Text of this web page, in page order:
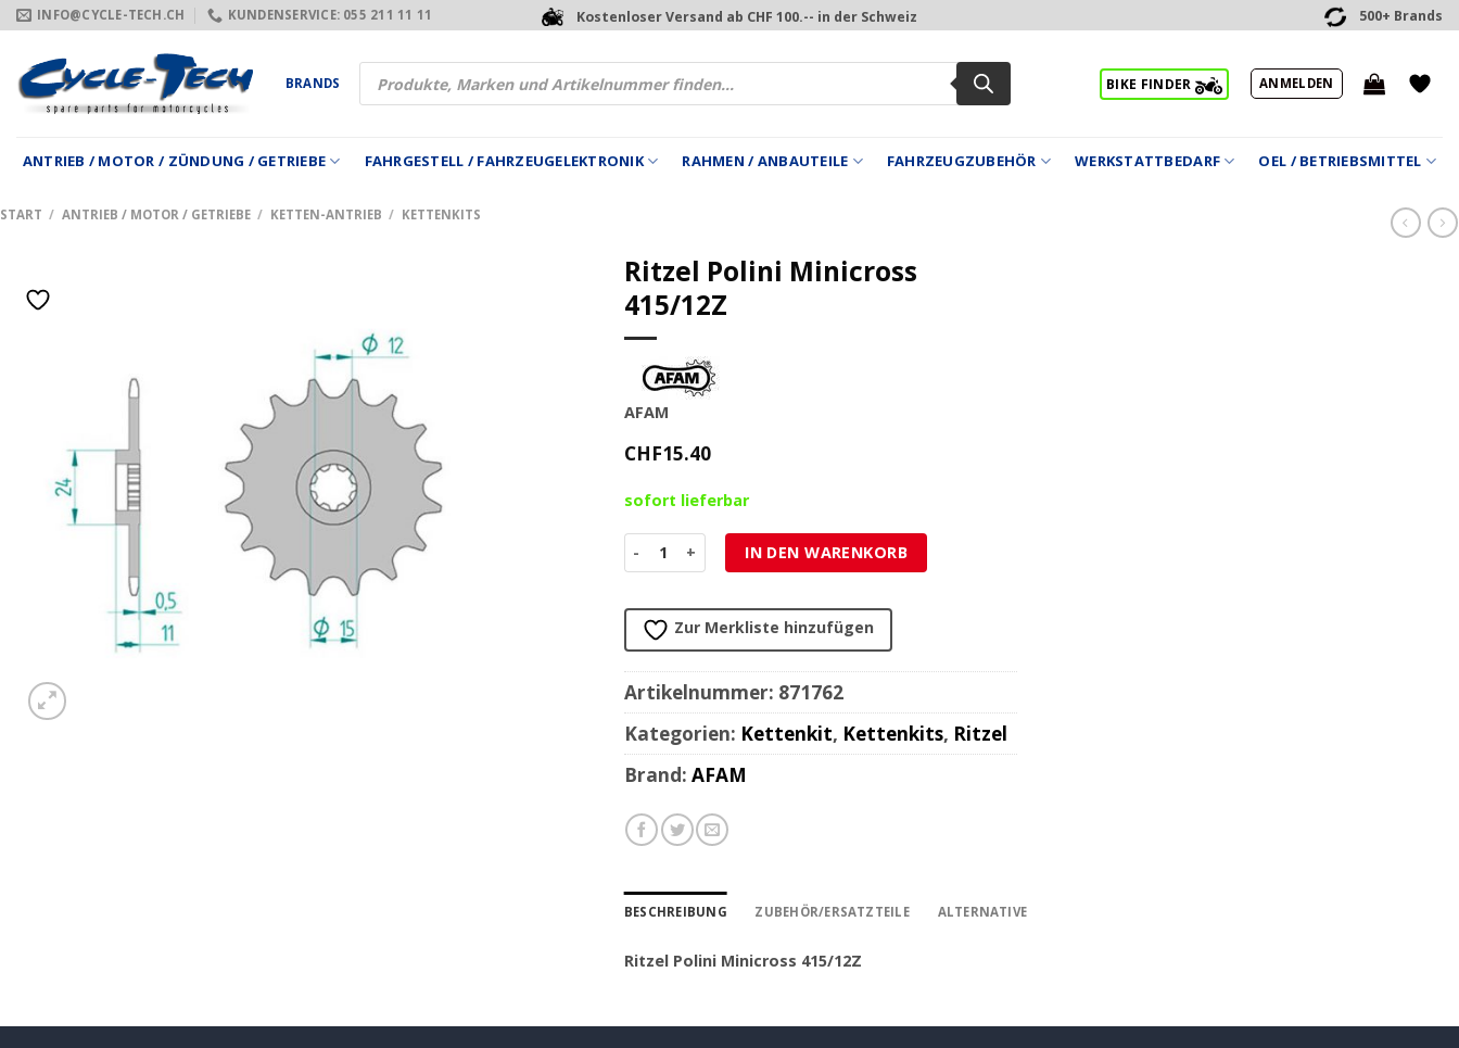
Zum
Inhalt
springen
INFO@CYCLE-TECH.CH KUNDENSERVICE: 055 211 11 11 Kostenloser Versand ab CHF 100.-- in der Schweiz 500+ Brands
BRANDS
Products
search
BIKE FINDER ANMELDEN
ANTRIEB / MOTOR / ZÜNDUNG / GETRIEBE FAHRGESTELL / FAHRZEUGELEKTRONIK RAHMEN / ANBAUTEILE FAHRZEUGZUBEHÖR WERKSTATTBEDARF OEL / BETRIEBSMITTEL
START / ANTRIEB / MOTOR / GETRIEBE / KETTEN-ANTRIEB / KETTENKITS
Ritzel Polini Minicross
415/12Z
AFAM
CHF15.40
sofort lieferbar
Ritzel Polini Minicross 415/12Z Menge
IN DEN WARENKORB
Zur Merkliste hinzufügen
Artikelnummer: 871762
Kategorien: Kettenkit, Kettenkits, Ritzel
Brand: AFAM
BESCHREIBUNG ZUBEHÖR/ERSATZTEILE ALTERNATIVE
Ritzel Polini Minicross 415/12Z